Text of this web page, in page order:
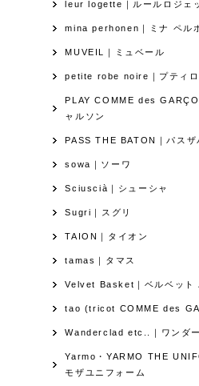
leur logette｜ルールロジェ
mina perhonen｜ミナ ペル
MUVEIL｜ミュベール
petite robe noire｜プティロ
PLAY COMME des
ャルソン
PASS THE BATON｜パスザ
sowa｜ソーワ
Sciuscià｜シューシャ
Sugri｜スグリ
TAION｜タイオン
tamas｜タマス
Velvet Basket｜ベルベット
tao (tricot COMME des
Wanderclad etc..｜ワンダ
Yarmo・YARMO THE
モザユニフォーム